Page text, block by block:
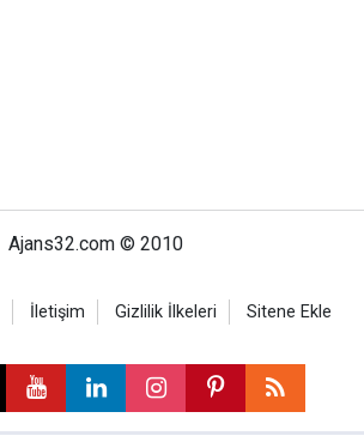
Ajans32.com © 2010
İletişim Gizlilik İlkeleri Sitene Ekle